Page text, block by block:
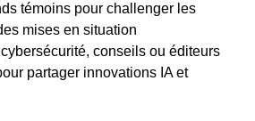
témoins pour challenger les
mises en situation
conseils ou éditeurs
partager innovations IA et